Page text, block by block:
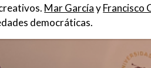
Mar GarcíayFrancisco
democráticas.